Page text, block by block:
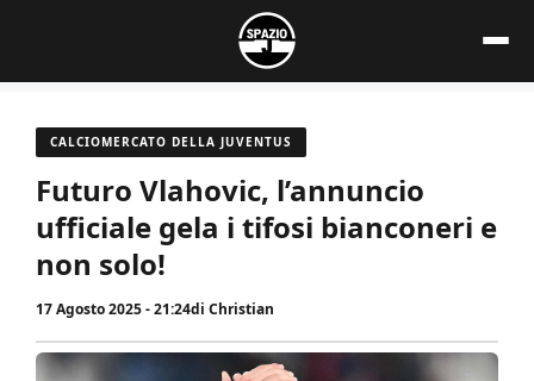
contenuto
CALCIOMERCATO DELLA JUVENTUS
Futuro Vlahovic, l’annuncio
ufficiale gela i tifosi bianconeri e
non solo!
17 Agosto 2025 - 21:24di Christian